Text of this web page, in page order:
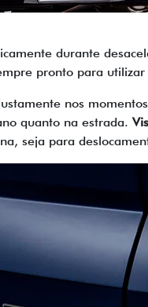
durante
pronto para
nos
quanto na estrada.
seja para